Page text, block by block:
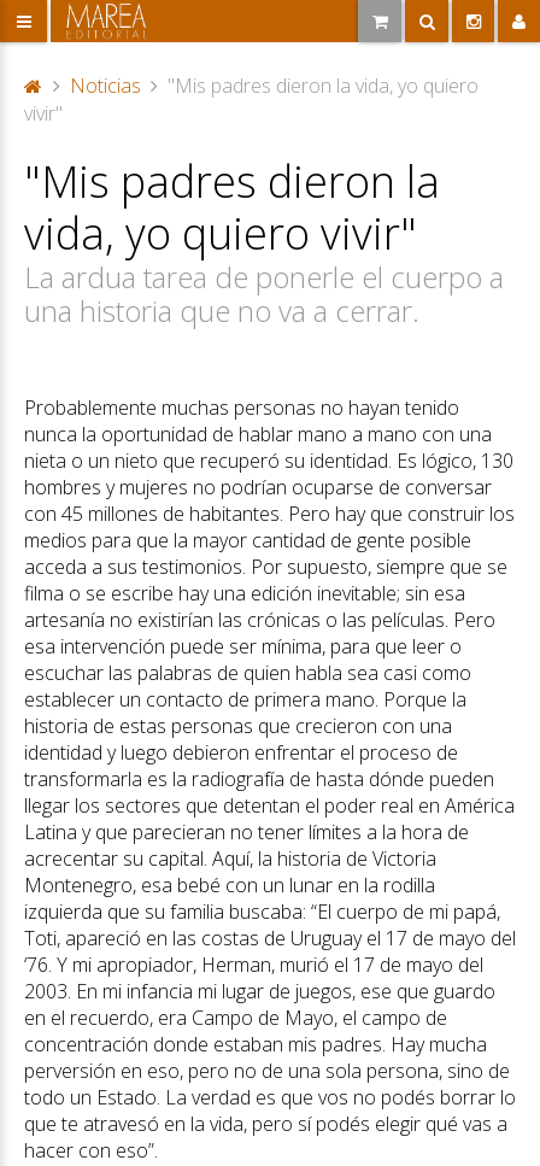
P
ta
a
Noticias
"Mis padres dieron la vida, yo quiero
vivir"
"Mis padres dieron la
vida, yo quiero vivir"
La ardua tarea de ponerle el cuerpo a
una historia que no va a cerrar.
Probablemente muchas personas no hayan tenido
nunca la oportunidad de hablar mano a mano con una
nieta o un nieto que recuperó su identidad. Es lógico, 130
hombres y mujeres no podrían ocuparse de conversar
con 45 millones de habitantes. Pero hay que construir los
medios para que la mayor cantidad de gente posible
acceda a sus testimonios. Por supuesto, siempre que se
filma o se escribe hay una edición inevitable; sin esa
artesanía no existirían las crónicas o las películas. Pero
esa intervención puede ser mínima, para que leer o
escuchar las palabras de quien habla sea casi como
establecer un contacto de primera mano. Porque la
historia de estas personas que crecieron con una
identidad y luego debieron enfrentar el proceso de
transformarla es la radiografía de hasta dónde pueden
llegar los sectores que detentan el poder real en América
Latina y que parecieran no tener límites a la hora de
acrecentar su capital. Aquí, la historia de Victoria
Montenegro, esa bebé con un lunar en la rodilla
izquierda que su familia buscaba: “El cuerpo de mi papá,
Toti, apareció en las costas de Uruguay el 17 de mayo del
‘76. Y mi apropiador, Herman, murió el 17 de mayo del
2003. En mi infancia mi lugar de juegos, ese que guardo
en el recuerdo, era Campo de Mayo, el campo de
concentración donde estaban mis padres. Hay mucha
perversión en eso, pero no de una sola persona, sino de
todo un Estado. La verdad es que vos no podés borrar lo
que te atravesó en la vida, pero sí podés elegir qué vas a
hacer con eso”.